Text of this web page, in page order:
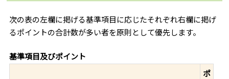
次の表の左欄に掲げる基準項目に応じたそれぞれ右欄に掲げ
るポイントの合計数が多い者を原則として優先します。
基準項目及びポイント
ポ